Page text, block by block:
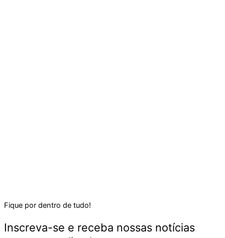
Fique por dentro de tudo!
Inscreva-se e receba nossas notícias